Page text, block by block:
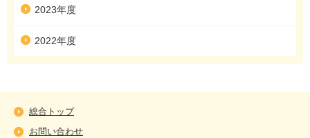
2023年度
2022年度
総合トップ
お問い合わせ